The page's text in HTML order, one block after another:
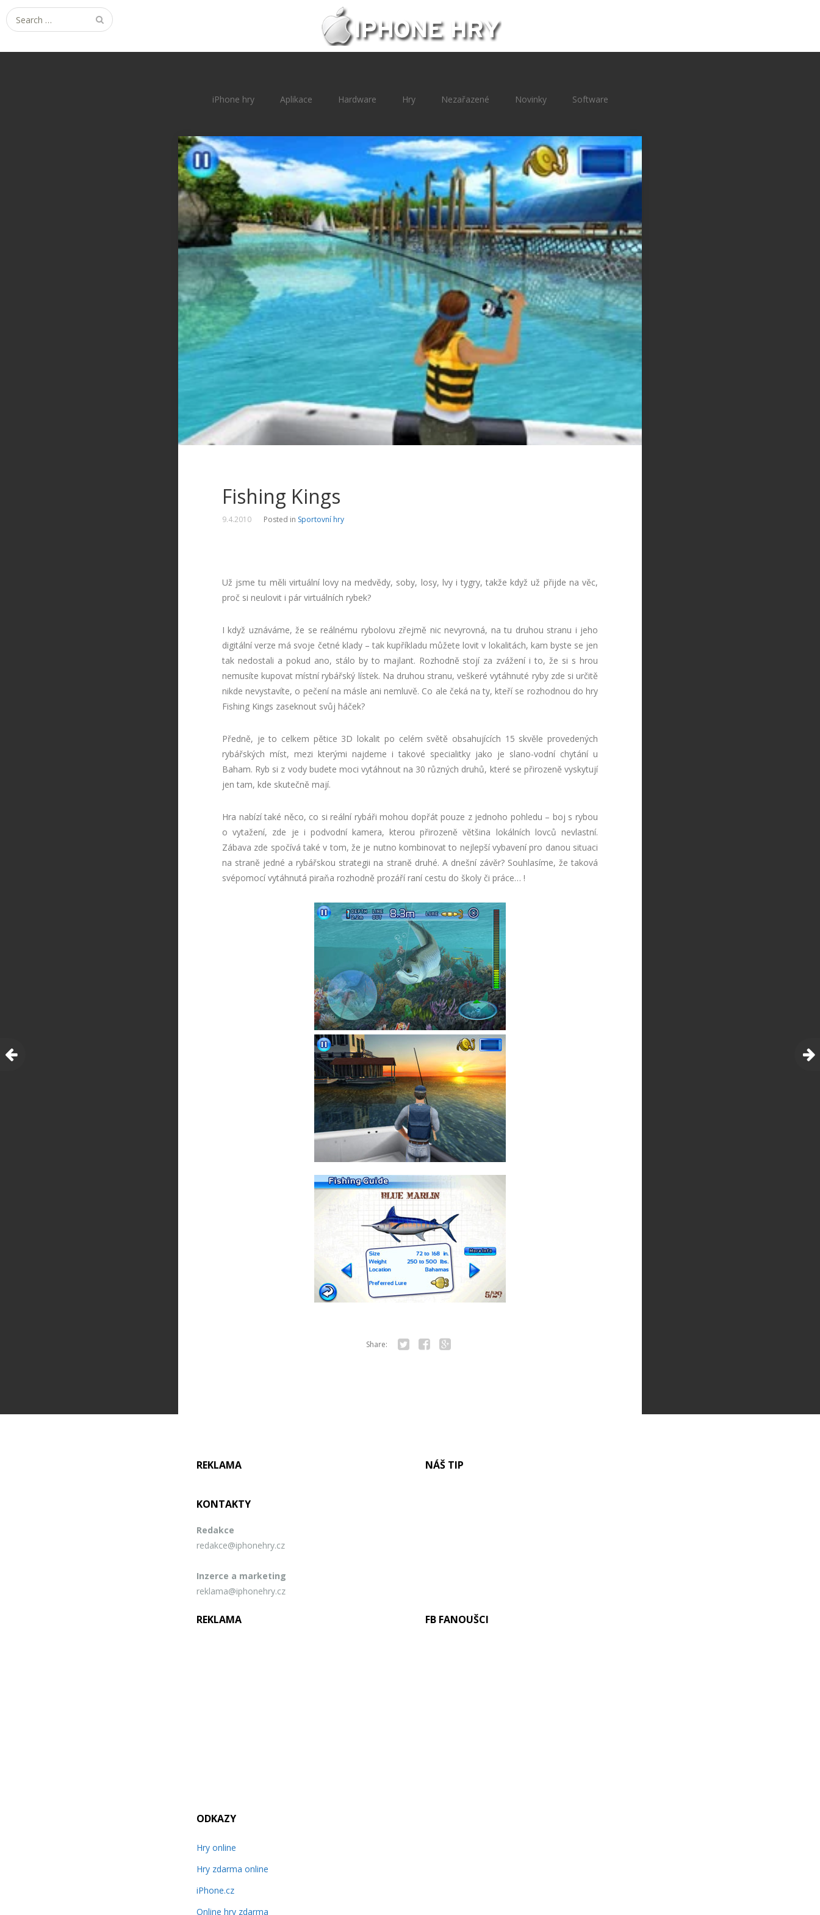
Search
for:
iPhone hry Aplikace Hardware Hry Nezařazené Novinky Software
Fishing Kings
9.4.2010 Posted in Sportovní hry
Už jsme tu měli virtuální lovy na medvědy, soby, losy, lvy i tygry, takže když už přijde na věc,
proč si neulovit i pár virtuálních rybek?
I když uznáváme, že se reálnému rybolovu zřejmě nic nevyrovná, na tu druhou stranu i jeho
digitální verze má svoje četné klady – tak kupříkladu můžete lovit v lokalitách, kam byste se jen
tak nedostali a pokud ano, stálo by to majlant. Rozhodně stojí za zvážení i to, že si s hrou
nemusíte kupovat místní rybářský lístek. Na druhou stranu, veškeré vytáhnuté ryby zde si určitě
nikde nevystavíte, o pečení na másle ani nemluvě. Co ale čeká na ty, kteří se rozhodnou do hry
Fishing Kings zaseknout svůj háček?
Předně, je to celkem pětice 3D lokalit po celém světě obsahujících 15 skvěle provedených
rybářských míst, mezi kterými najdeme i takové specialitky jako je slano-vodní chytání u
Baham. Ryb si z vody budete moci vytáhnout na 30 různých druhů, které se přirozeně vyskytují
jen tam, kde skutečně mají.
Hra nabízí také něco, co si reální rybáři mohou dopřát pouze z jednoho pohledu – boj s rybou
o vytažení, zde je i podvodní kamera, kterou přirozeně většina lokálních lovců nevlastní.
Zábava zde spočívá také v tom, že je nutno kombinovat to nejlepší vybavení pro danou situaci
na straně jedné a rybářskou strategii na straně druhé. A dnešní závěr? Souhlasíme, že taková
svépomocí vytáhnutá piraňa rozhodně prozáří raní cestu do školy či práce… !
Share:
REKLAMA NÁŠ TIP
KONTAKTY
Redakce
redakce@iphonehry.cz
Inzerce a marketing
reklama@iphonehry.cz
REKLAMA FB FANOUŠCI
ODKAZY
Hry online
Hry zdarma online
iPhone.cz
Online hry zdarma